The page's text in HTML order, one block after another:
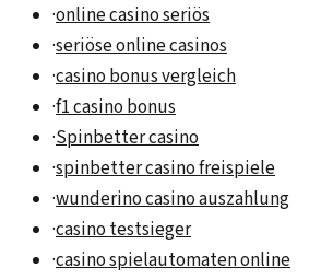
·online casino seriös
·seriöse online casinos
·casino bonus vergleich
·f1 casino bonus
·Spinbetter casino
·spinbetter casino freispiele
·wunderino casino auszahlung
·casino testsieger
·casino spielautomaten online